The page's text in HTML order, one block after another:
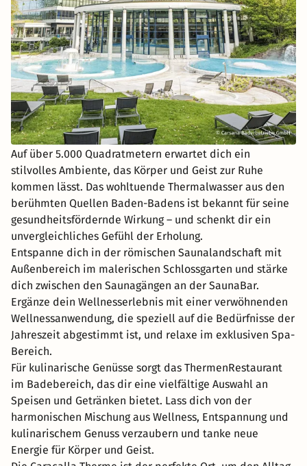
Auf über 5.000 Quadratmetern erwartet dich ein
stilvolles Ambiente, das Körper und Geist zur Ruhe
kommen lässt. Das wohltuende Thermalwasser aus den
berühmten Quellen Baden-Badens ist bekannt für seine
gesundheitsfördernde Wirkung – und schenkt dir ein
unvergleichliches Gefühl der Erholung.
Entspanne dich in der römischen Saunalandschaft mit
Außenbereich im malerischen Schlossgarten und stärke
dich zwischen den Saunagängen an der SaunaBar.
Ergänze dein Wellnesserlebnis mit einer verwöhnenden
Wellnessanwendung, die speziell auf die Bedürfnisse der
Jahreszeit abgestimmt ist, und relaxe im exklusiven Spa-
Bereich.
Für kulinarische Genüsse sorgt das ThermenRestaurant
im Badebereich, das dir eine vielfältige Auswahl an
Speisen und Getränken bietet. Lass dich von der
harmonischen Mischung aus Wellness, Entspannung und
kulinarischem Genuss verzaubern und tanke neue
Energie für Körper und Geist.